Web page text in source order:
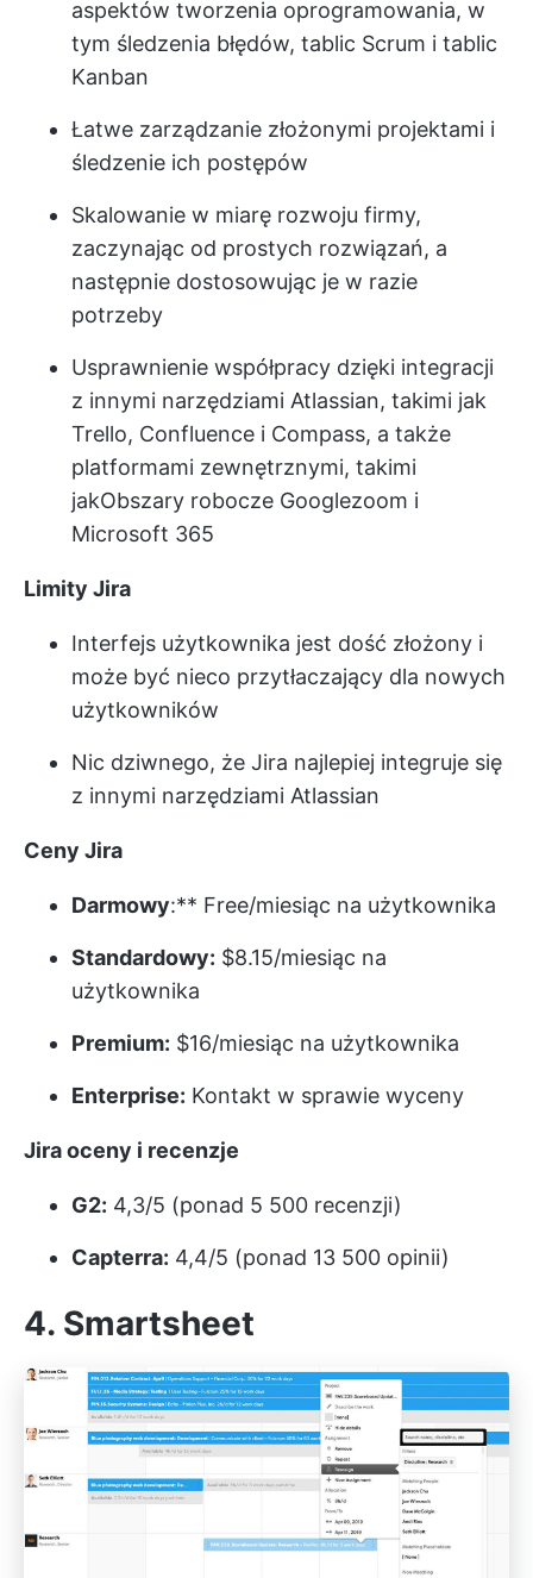
aspektów tworzenia oprogramowania, w
tym śledzenia błędów, tablic Scrum i tablic
Kanban
Łatwe zarządzanie złożonymi projektami i
śledzenie ich postępów
Skalowanie w miarę rozwoju firmy,
zaczynając od prostych rozwiązań, a
następnie dostosowując je w razie
potrzeby
Usprawnienie współpracy dzięki integracji
z innymi narzędziami Atlassian, takimi jak
Trello, Confluence i Compass, a także
platformami zewnętrznymi, takimi
jakObszary robocze Googlezoom i
Microsoft 365
Limity Jira
Interfejs użytkownika jest dość złożony i
może być nieco przytłaczający dla nowych
użytkowników
Nic dziwnego, że Jira najlepiej integruje się
z innymi narzędziami Atlassian
Ceny Jira
Darmowy:** Free/miesiąc na użytkownika
Standardowy: $8.15/miesiąc na
użytkownika
Premium: $16/miesiąc na użytkownika
Enterprise: Kontakt w sprawie wyceny
Jira oceny i recenzje
G2: 4,3/5 (ponad 5 500 recenzji)
Capterra: 4,4/5 (ponad 13 500 opinii)
4. Smartsheet